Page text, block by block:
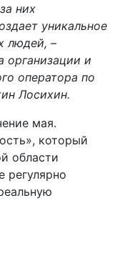
них
уникальное
людей, –
организации и
оператора по
Лосихин.
мая.
который
области
регулярно